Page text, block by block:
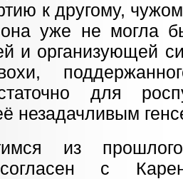
к другому,
она уже не могла
и организующей
для
незадачливым
из
с